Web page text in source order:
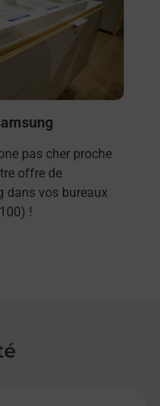
pas cher proche
offre de
dans vos bureaux
!